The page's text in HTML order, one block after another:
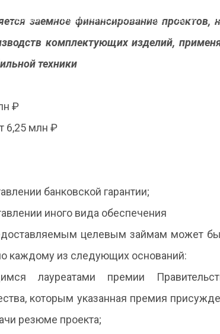
Займы
Профинансированные
проекты
ЦКР
заемное финансирование проектов,
комплектующих изделий,
техники
₽
6,25 млн ₽
банковской гарантии;
иного вида обеспечения
целевым займам может
каждому из следующих оснований:
лауреатами премии
которым указанная премия
резюме проекта;